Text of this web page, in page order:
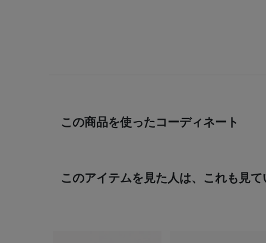
この商品を使ったコーディネート
このアイテムを見た人は、これも見て